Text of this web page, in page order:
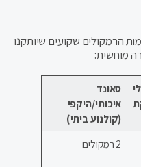
הרמקולים שקועים שיותקנו
מוחשית:
סאונד
איכותי/היקפי
(קולנוע ביתי)
2 רמקולים